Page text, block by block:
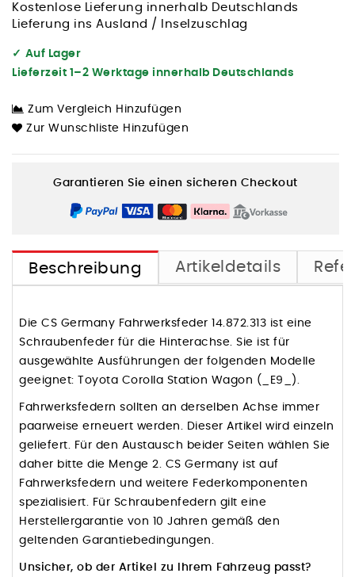
Kostenlose Lieferung innerhalb Deutschlands
Lieferung ins Ausland / Inselzuschlag
✓ Auf Lager
Lieferzeit 1–2 Werktage innerhalb Deutschlands
Zum Vergleich Hinzufügen
Zur Wunschliste Hinzufügen
Garantieren Sie einen sicheren Checkout
Beschreibung Artikeldetails
Die CS Germany Fahrwerksfeder 14.872.313 ist eine
Schraubenfeder für die Hinterachse. Sie ist für
ausgewählte Ausführungen der folgenden Modelle
geeignet: Toyota Corolla Station Wagon (_E9_).
Fahrwerksfedern sollten an derselben Achse immer
paarweise erneuert werden. Dieser Artikel wird einzeln
geliefert. Für den Austausch beider Seiten wählen Sie
daher bitte die Menge 2. CS Germany ist auf
Fahrwerksfedern und weitere Federkomponenten
spezialisiert. Für Schraubenfedern gilt eine
Herstellergarantie von 10 Jahren gemäß den
geltenden Garantiebedingungen.
Unsicher, ob der Artikel zu Ihrem Fahrzeug passt?